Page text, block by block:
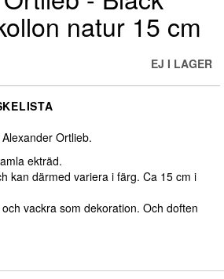
natur 15 cm
EJ I LAGER
Ortlieb.
ekträd.
kan därmed variera i färg. Ca 15 cm i
vackra som dekoration. Och doften